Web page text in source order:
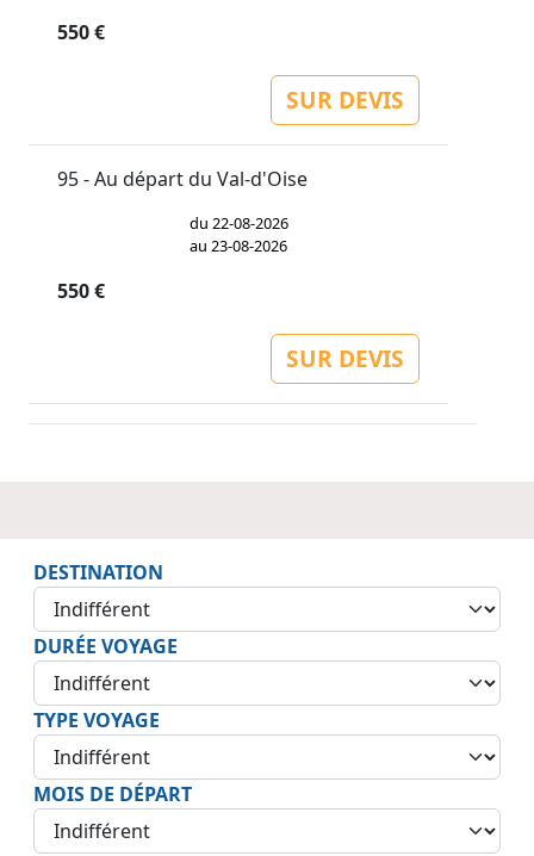
550 €
SUR DEVIS
95 - Au départ du Val-d'Oise
du 22-08-2026
au 23-08-2026
550 €
SUR DEVIS
DESTINATION
DURÉE VOYAGE
TYPE VOYAGE
MOIS DE DÉPART